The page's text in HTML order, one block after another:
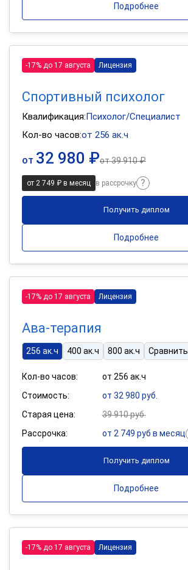
Подробнее
-17% до 17 августа Лицензия
Спортивный психолог
Квалификация:Психолог/Специалист
Кол-во часов:от 256 ак.ч
от 32 980 ₽от39 910 ₽
от 2 749 ₽ в месяц в рассрочку
Получить диплом
Подробнее
-17% до 17 августа Лицензия
Ава-терапия
256 ак.ч 400 ак.ч 800 ак.ч Сравнить
Кол-во часов:
от 256 ак.ч
Стоимость:
от 32 980 руб.
Старая цена:
39 910 руб.
Рассрочка:
от 2 749 руб в месяц
Получить диплом
Подробнее
-17% до 17 августа Лицензия